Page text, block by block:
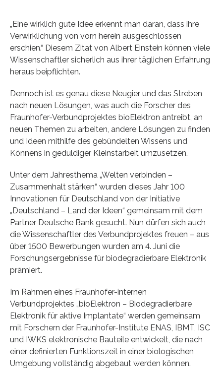
„Eine wirklich gute Idee erkennt man daran, dass ihre
Verwirklichung von vorn herein ausgeschlossen
erschien.“ Diesem Zitat von Albert Einstein können viele
Wissenschaftler sicherlich aus ihrer täglichen Erfahrung
heraus beipflichten.
Dennoch ist es genau diese Neugier und das Streben
nach neuen Lösungen, was auch die Forscher des
Fraunhofer-Verbundprojektes bioElektron antreibt, an
neuen Themen zu arbeiten, andere Lösungen zu finden
und Ideen mithilfe des gebündelten Wissens und
Könnens in geduldiger Kleinstarbeit umzusetzen.
Unter dem Jahresthema „Welten verbinden –
Zusammenhalt stärken“ wurden dieses Jahr 100
Innovationen für Deutschland von der Initiative
„Deutschland – Land der Ideen“ gemeinsam mit dem
Partner Deutsche Bank gesucht. Nun dürfen sich auch
die Wissenschaftler des Verbundprojektes freuen – aus
über 1500 Bewerbungen wurden am 4. Juni die
Forschungsergebnisse für biodegradierbare Elektronik
prämiert.
Im Rahmen eines Fraunhofer-internen
Verbundprojektes „bioElektron – Biodegradierbare
Elektronik für aktive Implantate“ werden gemeinsam
mit Forschern der Fraunhofer-Institute ENAS, IBMT, ISC
und IWKS elektronische Bauteile entwickelt, die nach
einer definierten Funktionszeit in einer biologischen
Umgebung vollständig abgebaut werden können.